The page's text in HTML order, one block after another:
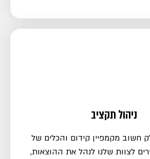
ניהול תקציב
חשוב מקמפיין קידום והכלים של
לצוות שלנו לנהל את ההוצאות,